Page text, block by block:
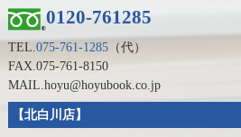
0120-761285
TEL.075-761-1285（代）
FAX.075-761-8150
MAIL.hoyu@hoyubook.co.jp
【北白川店】